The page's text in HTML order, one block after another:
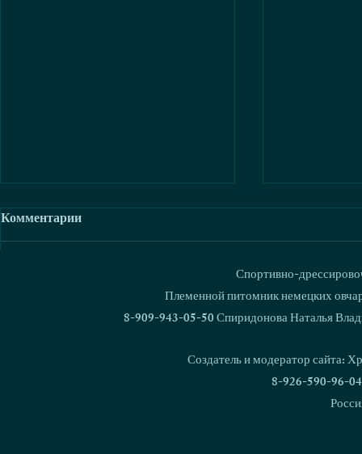
Евразия-
Комментарии
Спортивно-
Племенной питомник немецких
8-909-943-05-50 Спиридонова Наталья
Создатель и модератор сайта:
8-926-590-96-